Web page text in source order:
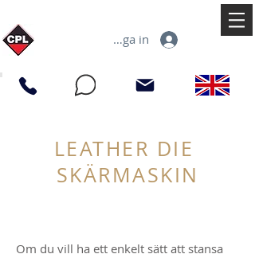
Logga in
LEATHER DIE
SKÄRMASKIN
Om du vill ha ett enkelt sätt att stansa